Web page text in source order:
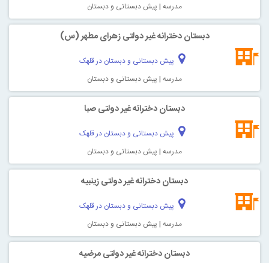
مدرسه | پیش دبستانی و دبستان
دبستان دخترانه غیر دولتی زهرای مطهر (س)
پیش دبستانی و دبستان در قلهک
مدرسه | پیش دبستانی و دبستان
دبستان دخترانه غیر دولتی صبا
پیش دبستانی و دبستان در قلهک
مدرسه | پیش دبستانی و دبستان
دبستان دخترانه غیر دولتی زینبیه
پیش دبستانی و دبستان در قلهک
مدرسه | پیش دبستانی و دبستان
دبستان دخترانه غیر دولتی مرضیه